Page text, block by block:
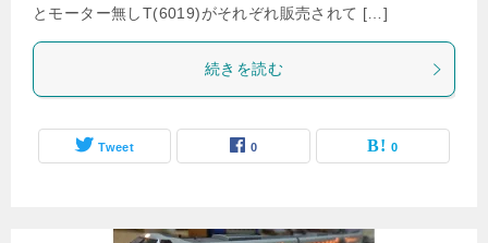
とモーター無しT(6019)がそれぞれ販売されて […]
続きを読む
Tweet 0 0